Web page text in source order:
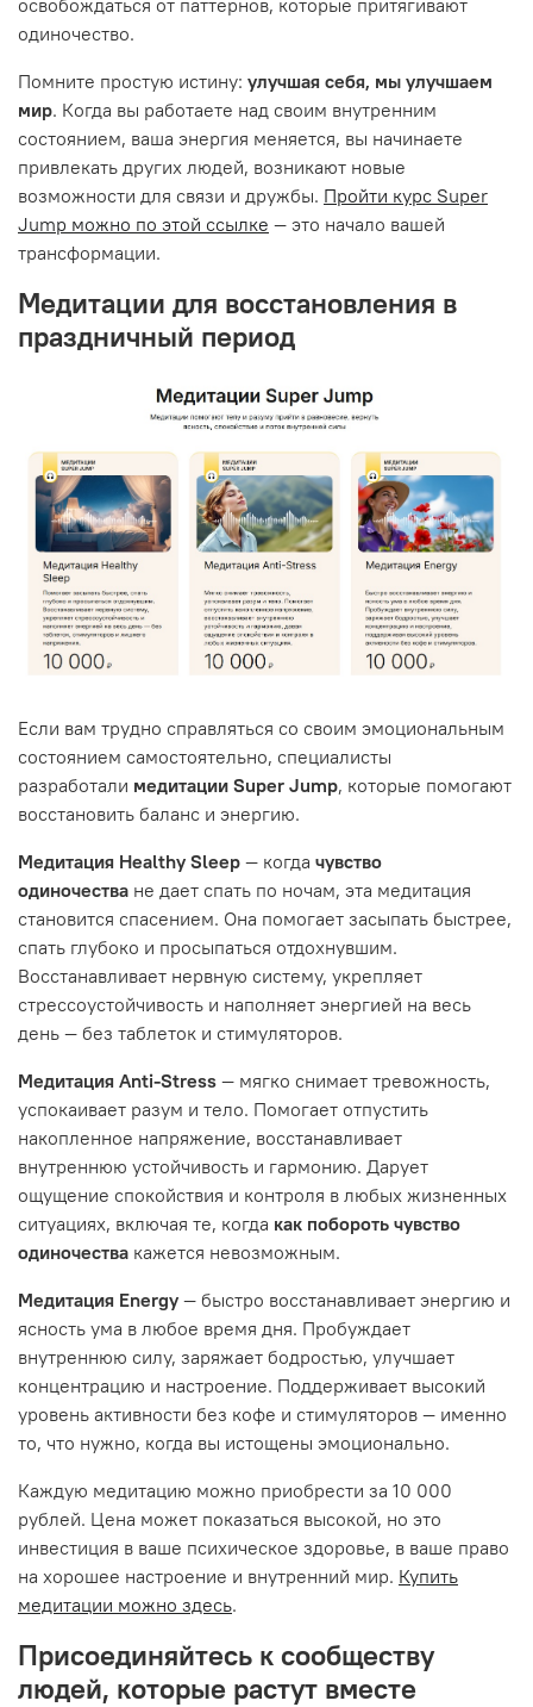
освобождаться от паттернов, которые притягивают
одиночество.
Помните простую истину: улучшая себя, мы улучшаем
мир. Когда вы работаете над своим внутренним
состоянием, ваша энергия меняется, вы начинаете
привлекать других людей, возникают новые
возможности для связи и дружбы. Пройти курс Super
Jump можно по этой ссылке — это начало вашей
трансформации.
Медитации для восстановления в
праздничный период
Если вам трудно справляться со своим эмоциональным
состоянием самостоятельно, специалисты
разработали медитации Super Jump, которые помогают
восстановить баланс и энергию.
Медитация Healthy Sleep — когда чувство
одиночества не дает спать по ночам, эта медитация
становится спасением. Она помогает засыпать быстрее,
спать глубоко и просыпаться отдохнувшим.
Восстанавливает нервную систему, укрепляет
стрессоустойчивость и наполняет энергией на весь
день — без таблеток и стимуляторов.
Медитация Anti-Stress — мягко снимает тревожность,
успокаивает разум и тело. Помогает отпустить
накопленное напряжение, восстанавливает
внутреннюю устойчивость и гармонию. Дарует
ощущение спокойствия и контроля в любых жизненных
ситуациях, включая те, когда как побороть чувство
одиночества кажется невозможным.
Медитация Energy — быстро восстанавливает энергию и
ясность ума в любое время дня. Пробуждает
внутреннюю силу, заряжает бодростью, улучшает
концентрацию и настроение. Поддерживает высокий
уровень активности без кофе и стимуляторов — именно
то, что нужно, когда вы истощены эмоционально.
Каждую медитацию можно приобрести за 10 000
рублей. Цена может показаться высокой, но это
инвестиция в ваше психическое здоровье, в ваше право
на хорошее настроение и внутренний мир. Купить
медитации можно здесь.
Присоединяйтесь к сообществу
людей, которые растут вместе